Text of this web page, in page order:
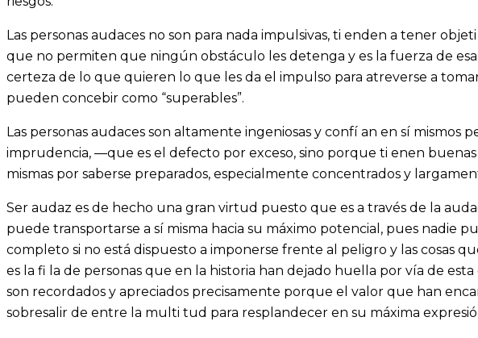
Las personas audaces no son para nada impulsivas, ti enden a tener
que no permiten que ningún obstáculo les detenga y es la fuerza de
certeza de lo que quieren lo que les da el impulso para atreverse a
pueden concebir como “superables”.
Las personas audaces son altamente ingeniosas y confí an en sí mismos
imprudencia, —que es el defecto por exceso, sino porque ti enen buenas
mismas por saberse preparados, especialmente concentrados y
Ser audaz es de hecho una gran virtud puesto que es a través de la
puede transportarse a sí misma hacia su máximo potencial, pues nadie
completo si no está dispuesto a imponerse frente al peligro y las cosas
es la fi la de personas que en la historia han dejado huella por vía de
son recordados y apreciados precisamente porque el valor que han
sobresalir de entre la multi tud para resplandecer en su máxima